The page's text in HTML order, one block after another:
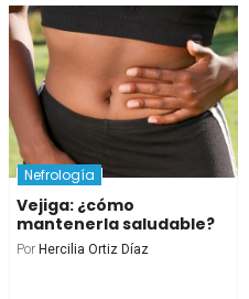
Nefrología
Vejiga: ¿cómo
mantenerla saludable?
Por Hercilia Ortiz Díaz